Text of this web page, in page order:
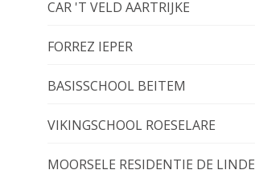
CAR 'T VELD AARTRIJKE
FORREZ IEPER
BASISSCHOOL BEITEM
VIKINGSCHOOL ROESELARE
MOORSELE RESIDENTIE DE LINDE